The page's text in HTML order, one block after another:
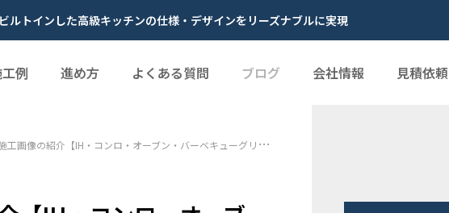
ルトインした高級キッチンの仕様・デザインをリーズナブルに実現
例 進め方 よくある質問 ブログ 会社情報 見積依頼
像の紹介【IH・コンロ・オーブン・バーベキューグリル・食洗機】